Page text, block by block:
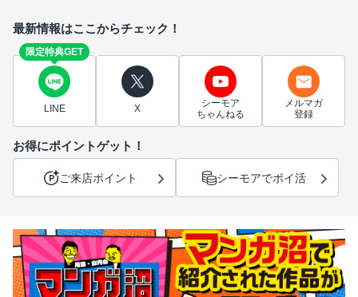
最新情報はここからチェック！
限定特典GET
LINE X
シーモア
ちゃんねる
メルマガ
登録
お得にポイントゲット！
ご来店ポイント シーモアでポイ活